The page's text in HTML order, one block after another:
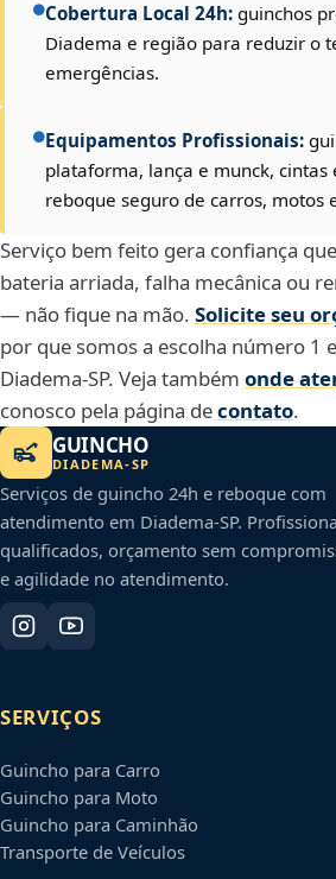
Cobertura Local 24h: guinchos
Diadema e região para reduzir o
emergências.
Equipamentos Profissionais:
plataforma, lança e munck, cintas
reboque seguro de carros, motos
Serviço bem feito gera confiança
bateria arriada, falha mecânica ou
— não fique na mão. Solicite seu
por que somos a escolha número 1
Diadema-SP. Veja também onde
conosco pela página decontato.
GUINCHO
DIADEMA-SP
Serviços de guincho 24h e reboque com
atendimento em Diadema-SP.
qualificados, orçamento sem
e agilidade no atendimento.
SERVIÇOS
Guincho para Carro
Guincho para Moto
Guincho para Caminhão
Transporte de Veículos